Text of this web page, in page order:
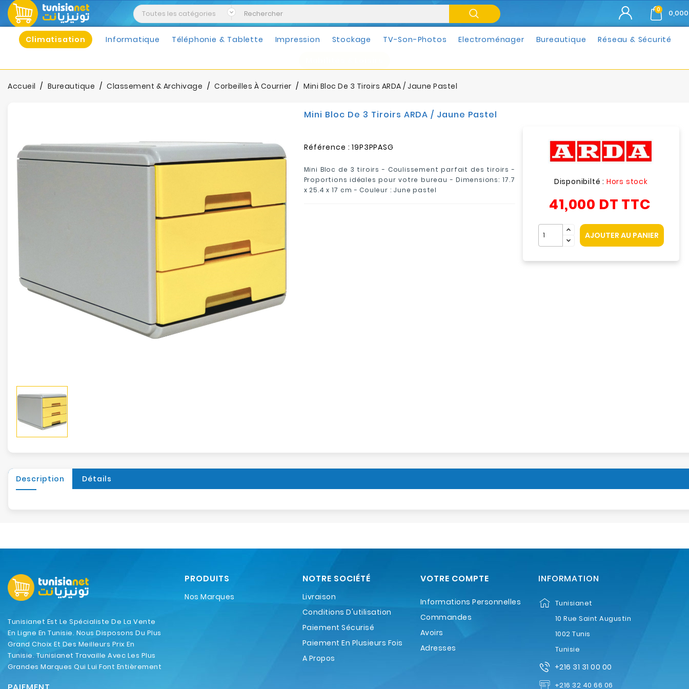
0
Climatisation Informatique Téléphonie & Tablette Impression Stockage TV-Son-Photos Electroménager Bureautique Réseau & Sécurité
Accueil Bureautique Classement & Archivage Corbeilles À Courrier Mini Bloc De 3 Tiroirs ARDA / Jaune Pastel
Mini Bloc De 3 Tiroirs ARDA / Jaune Pastel
Référence : 19P3PPASG
Mini Bloc de 3 tiroirs - Coulissement parfait des tiroirs -
Proportions idéales pour votre bureau - Dimensions: 17.7
x 25.4 x 17 cm - Couleur : June pastel
Disponibilté : Hors stock
41,000 DT TTC
AJOUTER AU PANIER
Description Détails
Tunisianet Est Le Spécialiste De La Vente
En Ligne En Tunisie. Nous Disposons Du Plus
Grand Choix Et Des Meilleurs Prix En
Tunisie. Tunisianet Travaille Avec Les Plus
Grandes Marques Qui Lui Font Entièrement
PRODUITS
Nos Marques
NOTRE SOCIÉTÉ
Livraison
Conditions D'utilisation
Paiement Sécurisé
Paiement En Plusieurs Fois
A Propos
VOTRE COMPTE
Informations Personnelles
Commandes
Avoirs
Adresses
INFORMATION
Tunisianet
10 Rue Saint Augustin
1002 Tunis
Tunisie
+216 31 31 00 00
+216 32 40 66 06